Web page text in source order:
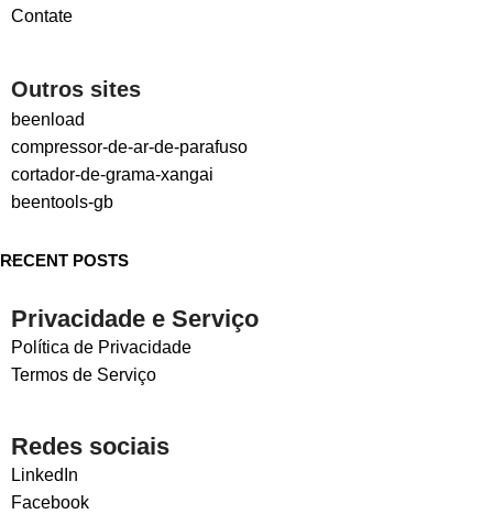
Contate
Outros sites
beenload
compressor-de-ar-de-parafuso
cortador-de-grama-xangai
beentools-gb
RECENT POSTS
Privacidade e Serviço
Política de Privacidade
Termos de Serviço
Redes sociais
LinkedIn
Facebook